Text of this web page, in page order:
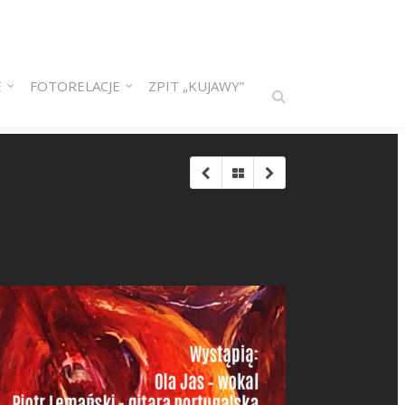
FOTORELACJE ZPIT „KUJAWY”